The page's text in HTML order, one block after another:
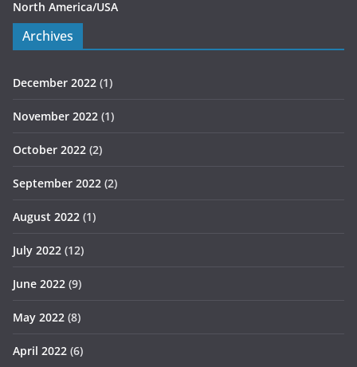
North America/USA
Archives
December 2022 (1)
November 2022 (1)
October 2022 (2)
September 2022 (2)
August 2022 (1)
July 2022 (12)
June 2022 (9)
May 2022 (8)
April 2022 (6)